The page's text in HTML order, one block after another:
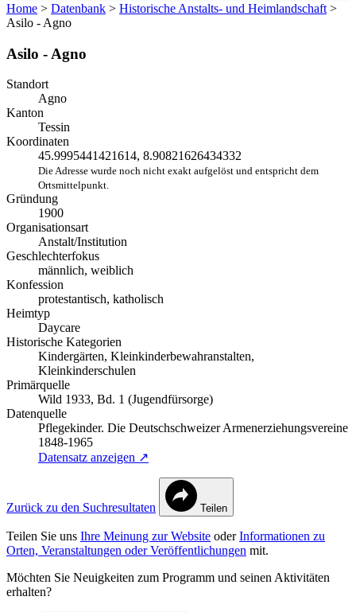
Home > Datenbank > Historische Anstalts- und Heimlandschaft >
Asilo - Agno
Asilo - Agno
Standort
Agno
Kanton
Tessin
Koordinaten
45.9995441421614, 8.90821626434332
Die Adresse wurde noch nicht exakt aufgelöst und entspricht dem
Ortsmittelpunkt.
Gründung
1900
Organisationsart
Anstalt/Institution
Geschlechterfokus
männlich, weiblich
Konfession
protestantisch, katholisch
Heimtyp
Daycare
Historische Kategorien
Kindergärten, Kleinkinderbewahranstalten,
Kleinkinderschulen
Primärquelle
Wild 1933, Bd. 1 (Jugendfürsorge)
Datenquelle
Pflegekinder. Die Deutschschweizer Armenerziehungsvereine
1848-1965
Datensatz anzeigen ↗
Zurück zu den Suchresultaten Teilen
Teilen Sie uns Ihre Meinung zur Website oderInformationen zu
Orten, Veranstaltungen oder Veröffentlichungen mit.
Möchten Sie Neuigkeiten zum Programm und seinen Aktivitäten
erhalten?